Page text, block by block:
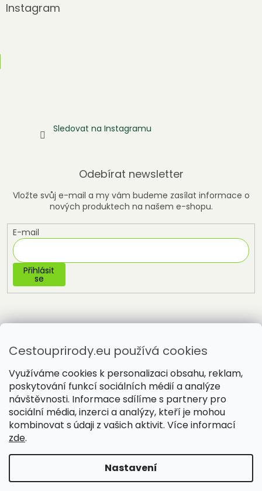
Cestouprirody.eu používá cookies
Využíváme cookies k personalizaci obsahu, reklam,
poskytování funkcí sociálních médií a analýze
návštěvnosti. Informace sdílíme s partnery pro
sociální média, inzerci a analýzy, kteří je mohou
kombinovat s údaji z vašich aktivit. Více informací
zde.
Nastavení
Instagram
Sledovat na Instagramu
Odebírat newsletter
Vložte svůj e-mail a my vám budeme zasílat informace o
nových produktech na našem e-shopu.
E-mail
Přihlásit
se
Vytvořil Shoptet
Copyright 2026